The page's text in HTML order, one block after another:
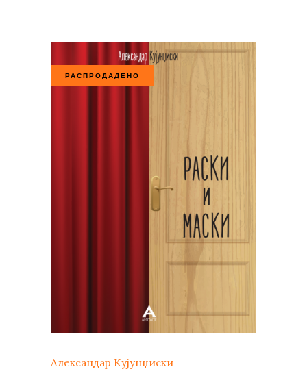
РАСПРОДАДЕНО
Александар Кујунџиски